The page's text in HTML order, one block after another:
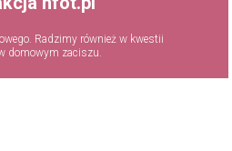
Radzimy również w kwestii
domowym zaciszu.